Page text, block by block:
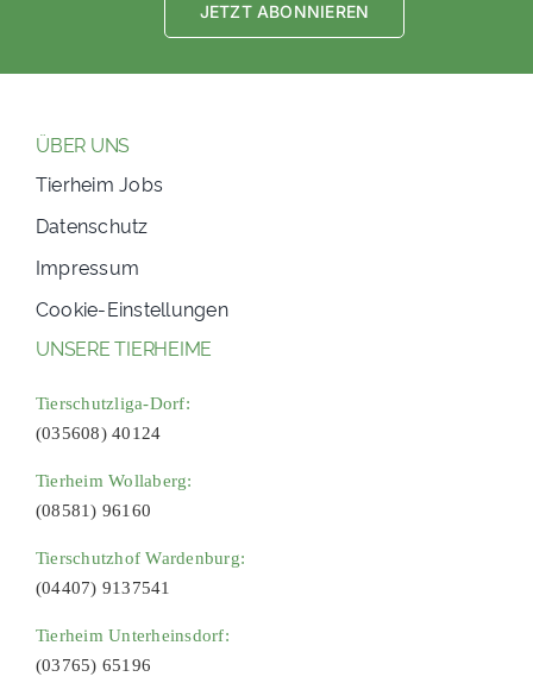
JETZT ABONNIEREN
ÜBER UNS
Tierheim Jobs
Datenschutz
Impressum
Cookie-Einstellungen
UNSERE TIERHEIME
Tierschutzliga-Dorf:
(035608) 40124
Tierheim Wollaberg:
(08581) 96160
Tierschutzhof Wardenburg:
(04407) 9137541
Tierheim Unterheinsdorf:
(03765) 65196